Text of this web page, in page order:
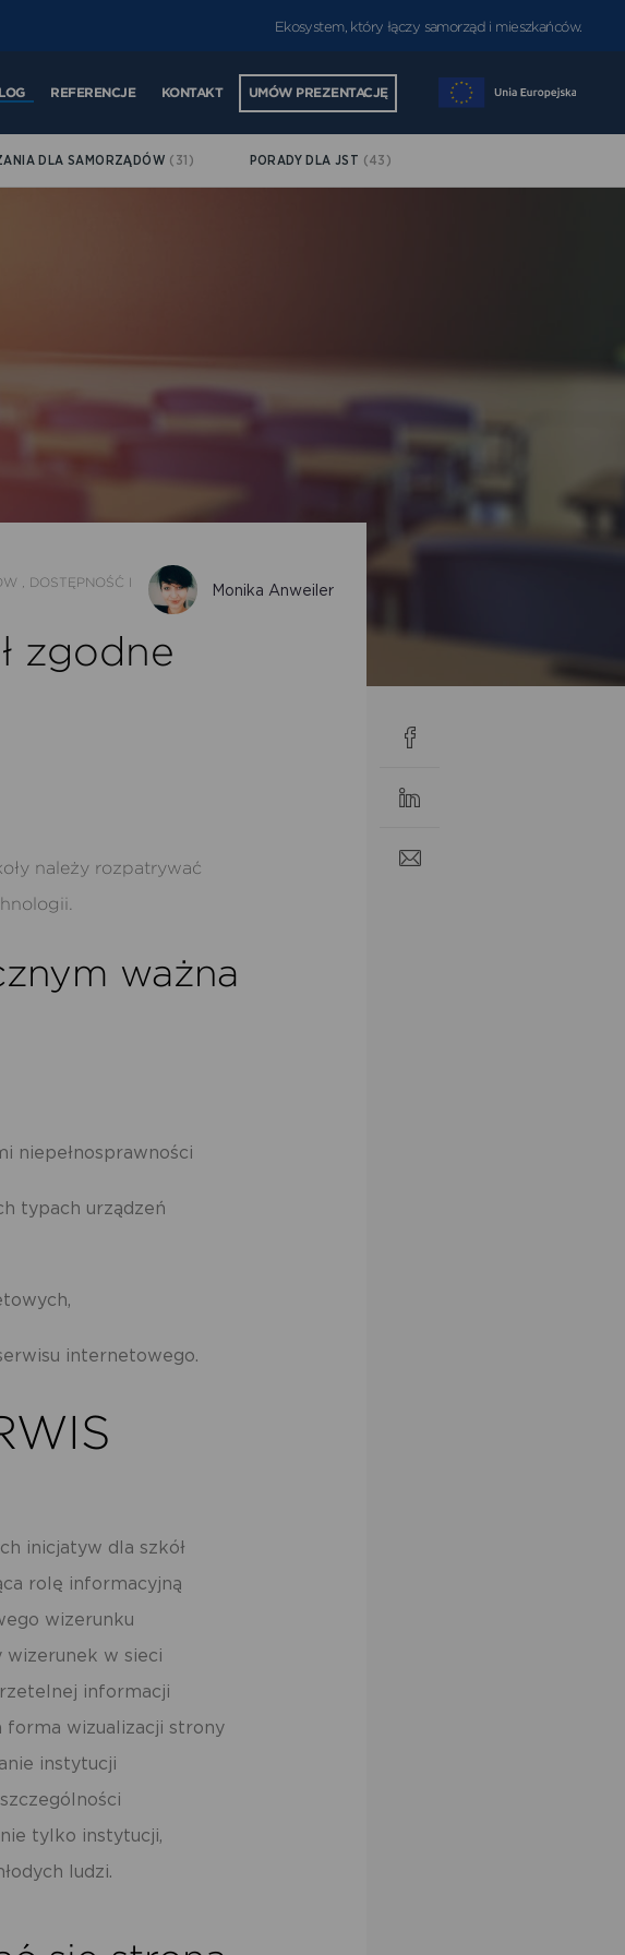
Ekosystem, który łączy samorząd i mieszkańców.
REFERENCJE KONTAKT UMÓW PREZENTACJĘ
DLA SAMORZĄDÓW (31) PORADY DLA JST (43)
Monika Anweiler
DOSTĘPNOŚĆ I
zgodne
należy rozpatrywać
ważna
niepełnosprawności
typach urządzeń
internetowego.
inicjatyw dla szkół
rolę informacyjną
wizerunku
w sieci
informacji
forma wizualizacji strony
instytucji
tylko instytucji,
ludzi.